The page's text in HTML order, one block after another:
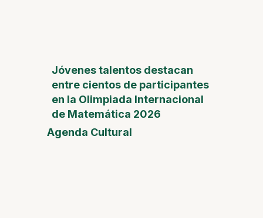
Jóvenes talentos destacan
entre cientos de participantes
en la Olimpiada Internacional
de Matemática 2026
Agenda Cultural